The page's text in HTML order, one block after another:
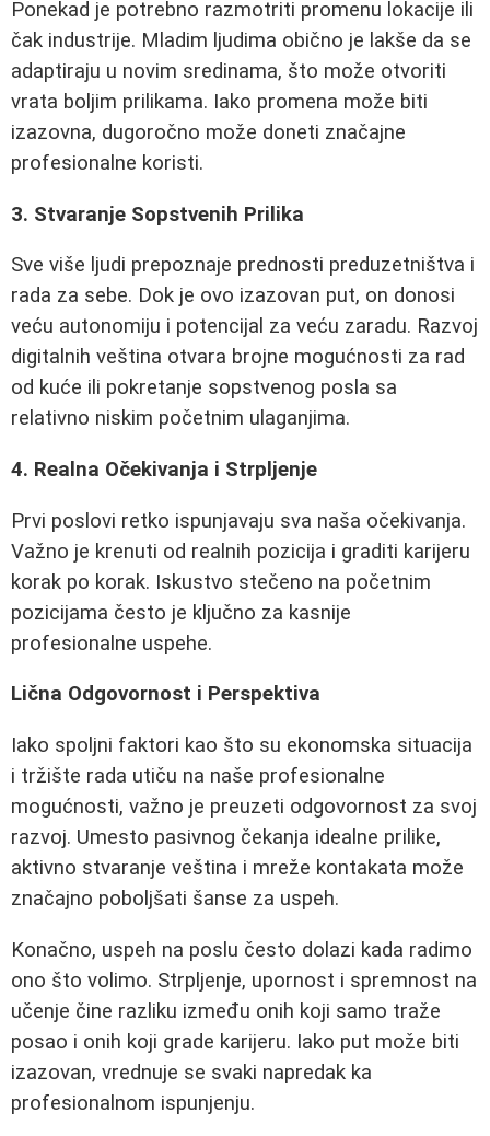
Ponekad je potrebno razmotriti promenu lokacije ili
čak industrije. Mladim ljudima obično je lakše da se
adaptiraju u novim sredinama, što može otvoriti
vrata boljim prilikama. Iako promena može biti
izazovna, dugoročno može doneti značajne
profesionalne koristi.
3. Stvaranje Sopstvenih Prilika
Sve više ljudi prepoznaje prednosti preduzetništva i
rada za sebe. Dok je ovo izazovan put, on donosi
veću autonomiju i potencijal za veću zaradu. Razvoj
digitalnih veština otvara brojne mogućnosti za rad
od kuće ili pokretanje sopstvenog posla sa
relativno niskim početnim ulaganjima.
4. Realna Očekivanja i Strpljenje
Prvi poslovi retko ispunjavaju sva naša očekivanja.
Važno je krenuti od realnih pozicija i graditi karijeru
korak po korak. Iskustvo stečeno na početnim
pozicijama često je ključno za kasnije
profesionalne uspehe.
Lična Odgovornost i Perspektiva
Iako spoljni faktori kao što su ekonomska situacija
i tržište rada utiču na naše profesionalne
mogućnosti, važno je preuzeti odgovornost za svoj
razvoj. Umesto pasivnog čekanja idealne prilike,
aktivno stvaranje veština i mreže kontakata može
značajno poboljšati šanse za uspeh.
Konačno, uspeh na poslu često dolazi kada radimo
ono što volimo. Strpljenje, upornost i spremnost na
učenje čine razliku između onih koji samo traže
posao i onih koji grade karijeru. Iako put može biti
izazovan, vrednuje se svaki napredak ka
profesionalnom ispunjenju.